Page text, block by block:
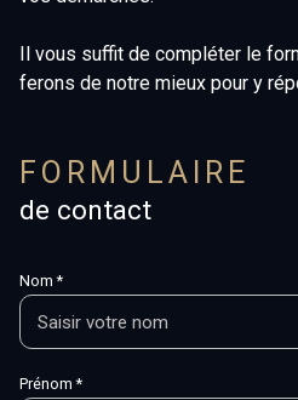
garages
et
Il vous suffit de compléter le
ferons de notre mieux pour y
FORMULAIRE
de contact
Nom *
Prénom *